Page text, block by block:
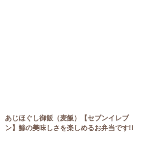
あじほぐし御飯（麦飯）【セブンイレブ
ン】鯵の美味しさを楽しめるお弁当です!!